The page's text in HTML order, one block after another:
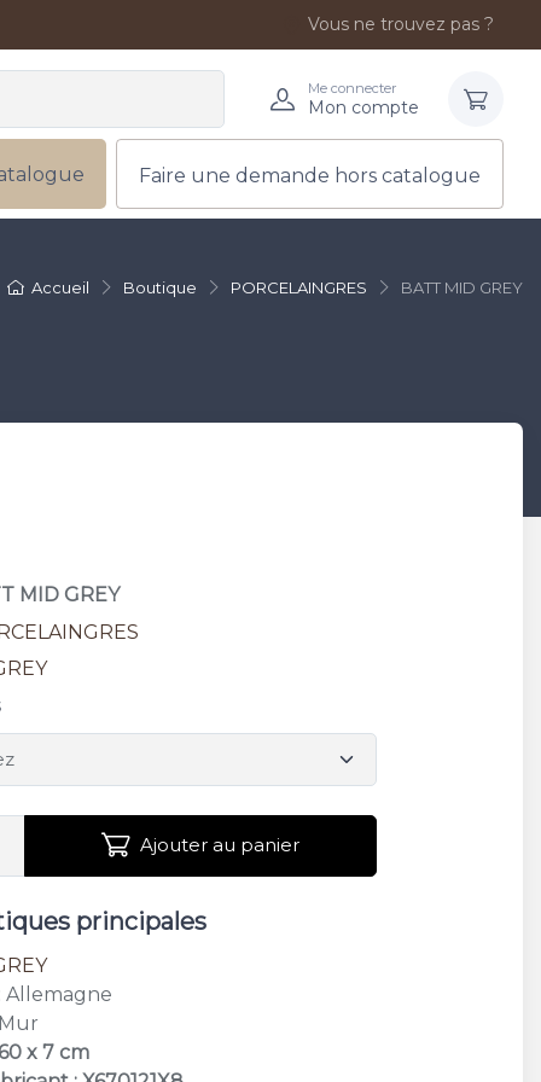
Vous ne trouvez pas ?
Me connecter
Mon compte
Faire une demande hors catalogue
Accueil Boutique PORCELAINGRES BATT MID GREY
MID GREY
Ajouter au panier
principales
: Allemagne
x 7 cm